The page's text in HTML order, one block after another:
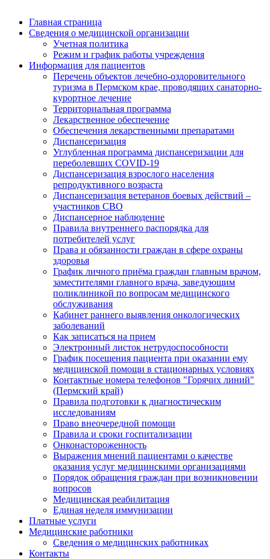
Главная страница
Сведения о медицинской организации
Учетная политика
Режим и график работы учреждения
Информация для пациентов
Перечень объектов лечебно-оздоровительного
туризма в Пермском крае, проводящих санаторно-
курортное лечение
Территориальная программа
Лекарственное обеспечение
Обеспечения лекарственными препаратами
Диспансеризация
Углубленная программа диспансеризации для
переболевших COVID-19
Диспансеризация взрослого населения
репродуктивного возраста
Диспансеризация ветеранов боевых действий –
участников СВО
Диспансерное наблюдение
Правила внутреннего распорядка для
потребителей услуг
Права и обязанности граждан в сфере охраны
здоровья
График личного приёма граждан главным врачом,
заместителями главного врача, заведующим
поликлиникой по вопросам медицинского
обслуживания
Кабинет раннего выявления онкологических
заболеваний
Как записаться на прием
Электронный листок нетрудоспособности
График посещения пациента при оказании ему
медицинской помощи в стационарных условиях
Контактные номера телефонов "Горячих линий"
(Пермский край)
Правила подготовки к диагностическим
исследованиям
Право внеочередной помощи
Правила и сроки госпитализации
Онконастороженность
Выражения мнений пациентами о качестве
оказания услуг медицинскими организациями
Порядок обращения граждан при возникновении
вопросов
Медицинская реабилитация
Единая неделя иммунизации
Платные услуги
Медицинские работники
Сведения о медицинских работниках
Контакты